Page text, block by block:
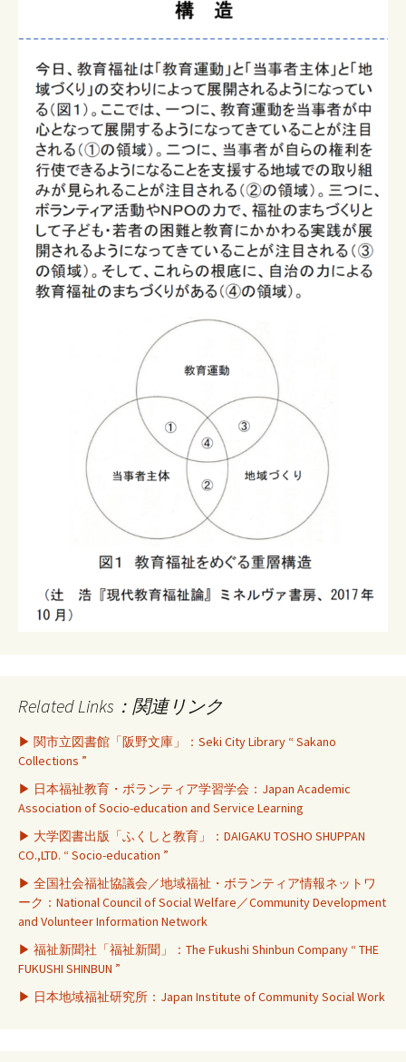
Related Links：関連リンク
▶ 関市立図書館「阪野文庫」：Seki City Library “ Sakano
Collections ”
▶ 日本福祉教育・ボランティア学習学会：Japan Academic
Association of Socio-education and Service Learning
▶ 大学図書出版「ふくしと教育」：DAIGAKU TOSHO SHUPPAN
CO.,LTD. “ Socio-education ”
▶ 全国社会福祉協議会／地域福祉・ボランティア情報ネットワ
ーク：National Council of Social Welfare／Community Development
and Volunteer Information Network
▶ 福祉新聞社「福祉新聞」：The Fukushi Shinbun Company “ THE
FUKUSHI SHINBUN ”
▶ 日本地域福祉研究所：Japan Institute of Community Social Work